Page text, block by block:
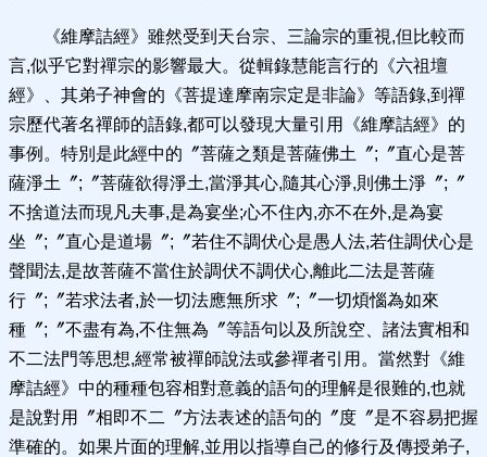
《維摩詰經》雖然受到天台宗、三論宗的重視,但比較而
言,似乎它對禪宗的影響最大。從輯錄慧能言行的《六祖壇
經》、其弟子神會的《菩提達摩南宗定是非論》等語錄,到禪
宗歷代著名禪師的語錄,都可以發現大量引用《維摩詰經》的
事例。特別是此經中的〞菩薩之類是菩薩佛土〞;〞直心是菩
薩淨土〞;〞菩薩欲得淨土,當淨其心,隨其心淨,則佛土淨〞;〞
不捨道法而現凡夫事,是為宴坐;心不住內,亦不在外,是為宴
坐〞;〞直心是道場〞;〞若住不調伏心是愚人法,若住調伏心是
聲聞法,是故菩薩不當住於調伏不調伏心,離此二法是菩薩
行〞;〞若求法者,於一切法應無所求〞;〞一切煩惱為如來
種〞;〞不盡有為,不住無為〞等語句以及所說空、諸法實相和
不二法門等思想,經常被禪師說法或參禪者引用。當然對《維
摩詰經》中的種種包容相對意義的語句的理解是很難的,也就
是說對用〞相即不二〞方法表述的語句的〞度〞是不容易把握
準確的。如果片面的理解,並用以指導自己的修行及傳授弟子,